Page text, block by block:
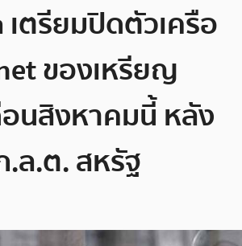
เตรียมปิดตัวเครือ
ของเหรียญ
อนสิงหาคมนี้ หลัง
ล.ต. สหรัฐ